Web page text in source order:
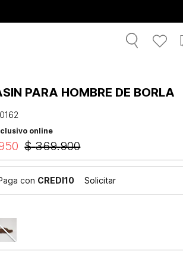
PARA HOMBRE DE BORLA
online
$ 369.900
con CREDI10 Solicitar